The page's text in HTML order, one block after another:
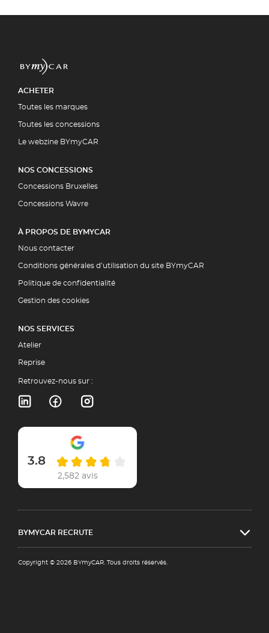
ACHETER
Toutes les marques
Toutes les concessions
Le webzine BYmyCAR
NOS CONCESSIONS
Concessions Bruxelles
Concessions Wavre
À PROPOS DE BYMYCAR
Nous contacter
Conditions générales d’utilisation du site BYmyCAR
Politique de confidentialité
Gestion des cookies
NOS SERVICES
Atelier
Reprise
Retrouvez-nous sur :
3.8
2,582 avis
BYMYCAR RECRUTE
Copyright © 2026 BYmyCAR. Tous droits réservés.